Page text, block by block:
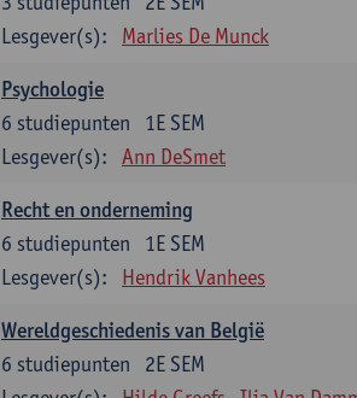
Lesgever(s):
Marlies De Munck
Psychologie
1E SEM
6 studiepunten
Lesgever(s):
Ann DeSmet
Recht en onderneming
1E SEM
6 studiepunten
Lesgever(s):
Hendrik Vanhees
Wereldgeschiedenis van België
2E SEM
6 studiepunten